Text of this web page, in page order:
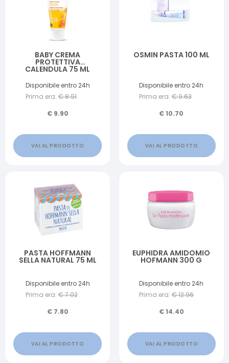
BABY CREMA
PROTETTIVA
CALENDULA 75 ML
Disponibile entro 24h
Prima era: €8.91
€ 9.90
VAI AL PRODOTTO
OSMIN PASTA 100 ML
Disponibile entro 24h
Prima era: €9.63
€10.70
VAI AL PRODOTTO
PASTA HOFFMANN
SELLA NATURAL 75 ML
Disponibile entro 24h
Prima era: €7.02
€ 7.80
VAI AL PRODOTTO
EUPHIDRA AMIDOMIO
HOFMANN 300 G
Disponibile entro 24h
Prima era: €12.96
€14.40
VAI AL PRODOTTO